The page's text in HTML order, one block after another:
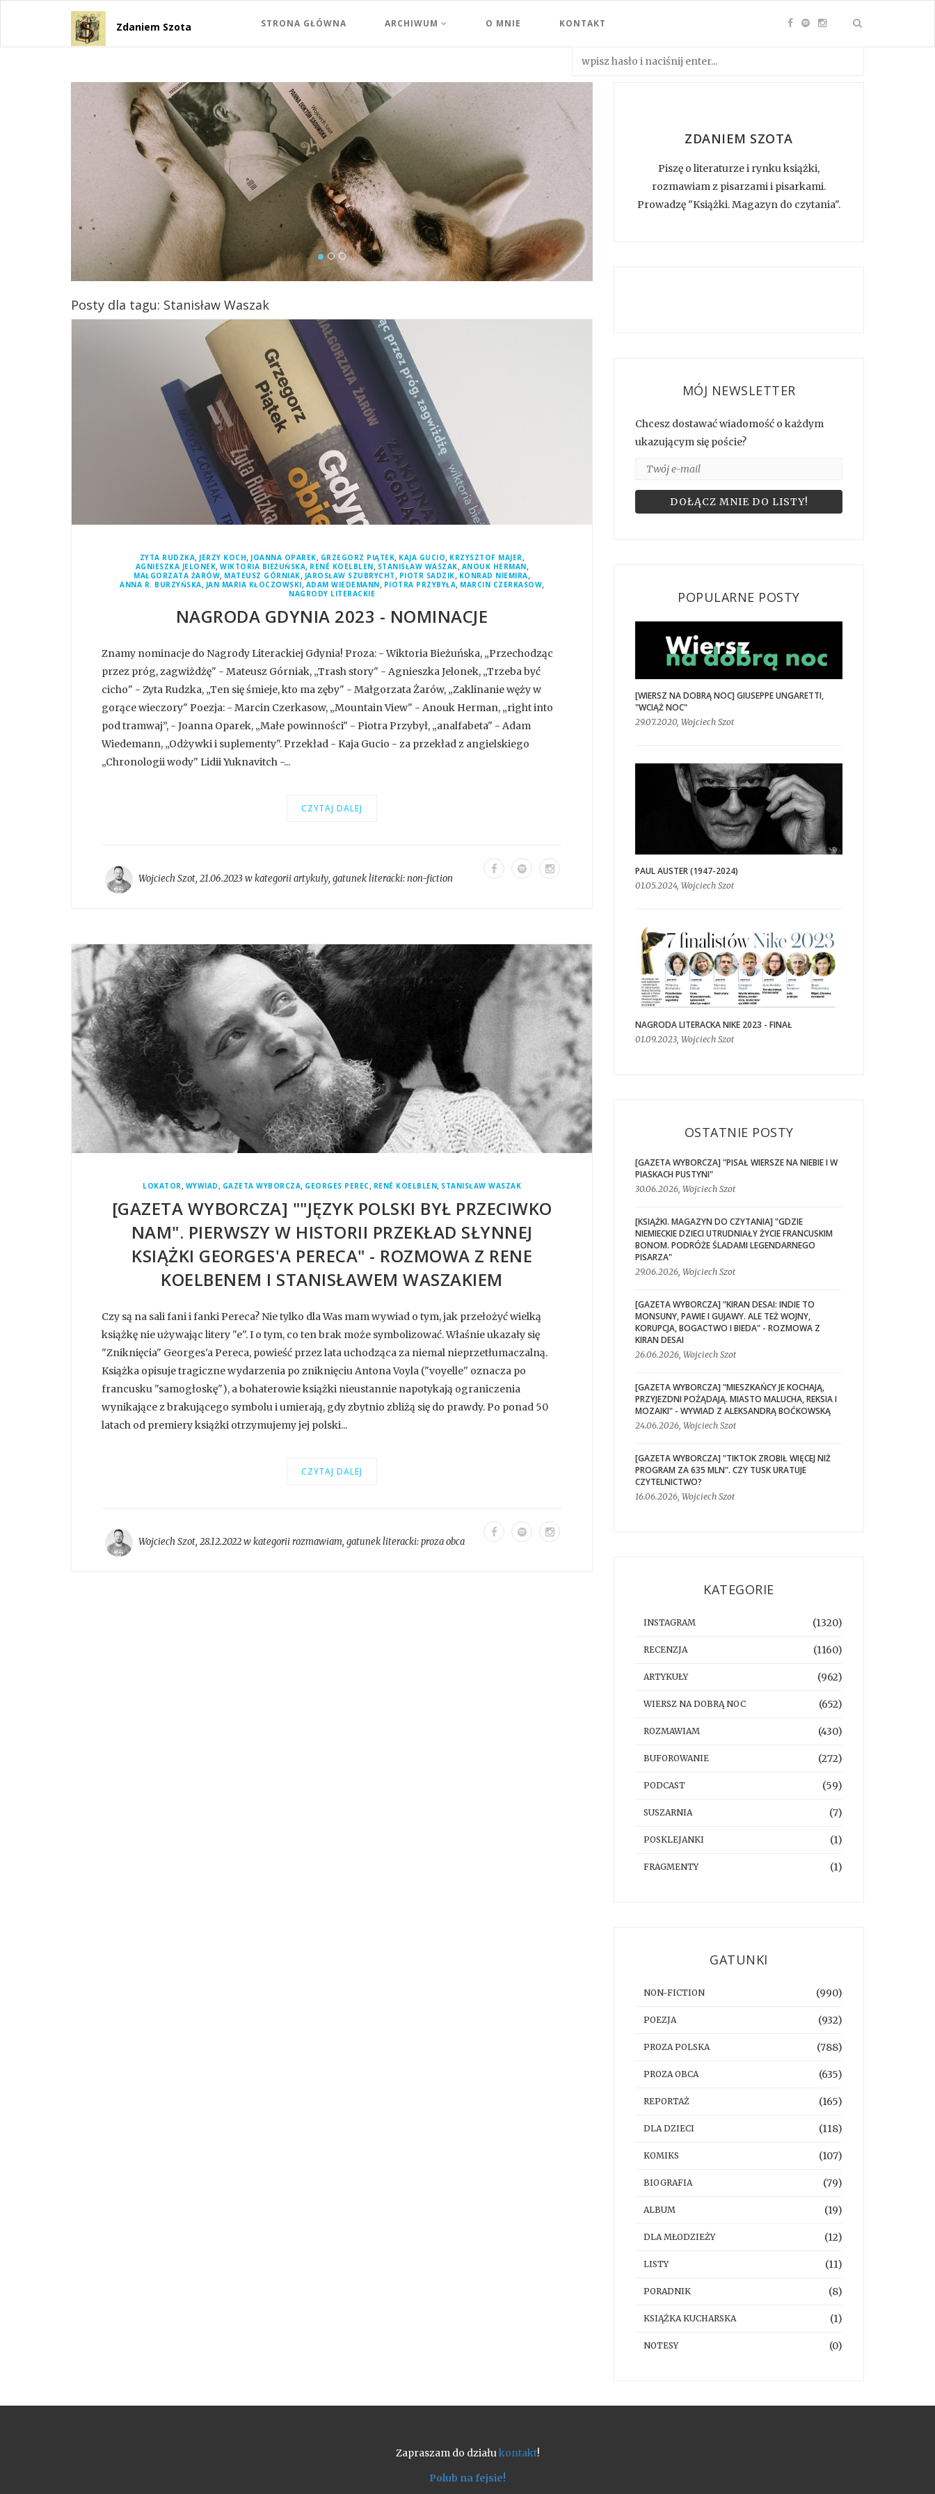
Zdaniem Szota STRONA GŁÓWNA ARCHIWUM O MNIE KONTAKT
Posty dla tagu: Stanisław Waszak
ZYTA RUDZKA, JERZY KOCH, JOANNA OPAREK, GRZEGORZ PIĄTEK, KAJA GUCIO, KRZYSZTOF MAJER ,
AGNIESZKA JELONEK, WIKTORIA BIEŻUŃSKA, RENÉ KOELBLEN, STANISŁAW WASZAK, ANOUK HERMAN,
MAŁGORZATA ŻARÓW, MATEUSZ GÓRNIAK, JAROSŁAW SZUBRYCHT , PIOTR SADZIK, KONRAD NIEMIRA,
ANNA R. BURZYŃSKA, JAN MARIA KŁOCZOWSKI,ADAM WIEDEMANN, PIOTRA PRZYBYŁA, MARCIN CZERKASOW,
NAGRODY LITERACKIE
NAGRODA GDYNIA 2023 - NOMINACJE
Znamy nominacje do Nagrody Literackiej Gdynia! Proza: - Wiktoria Bieżuńska, „Przechodząc
przez próg, zagwiżdżę" - Mateusz Górniak, „Trash story" - Agnieszka Jelonek, „Trzeba być
cicho" - Zyta Rudzka, „Ten się śmieje, kto ma zęby" - Małgorzata Żarów, „Zaklinanie węży w
gorące wieczory" Poezja: - Marcin Czerkasow, „Mountain View" - Anouk Herman, „right into
pod tramwaj”, - Joanna Oparek, „Małe powinności" - Piotra Przybył, „analfabeta" - Adam
Wiedemann, „Odżywki i suplementy". Przekład - Kaja Gucio - za przekład z angielskiego
„Chronologii wody" Lidii Yuknavitch -...
CZYTAJ DALEJ
Wojciech Szot, 21.06.2023 w kategoriiartykuły, gatunek literacki:non-fiction
LOKATOR , WYWIAD , GAZETA WYBORCZA, GEORGES PEREC, RENÉ KOELBLEN, STANISŁAW WASZAK
[GAZETA WYBORCZA] ""JĘZYK POLSKI BYŁ PRZECIWKO
NAM". PIERWSZY W HISTORII PRZEKŁAD SŁYNNEJ
KSIĄŻKI GEORGES'A PERECA" - ROZMOWA Z RENE
KOELBENEM I STANISŁAWEM WASZAKIEM
Czy są na sali fani i fanki Pereca? Nie tylko dla Was mam wywiad o tym, jak przełożyć wielką
książkę nie używając litery "e". I o tym, co ten brak może symbolizować. Właśnie ukazały się
"Zniknięcia" Georges'a Pereca, powieść przez lata uchodząca za niemal nieprzetłumaczalną.
Książka opisuje tragiczne wydarzenia po zniknięciu Antona Voyla ("voyelle" oznacza po
francusku "samogłoskę"), a bohaterowie książki nieustannie napotykają ograniczenia
wynikające z brakującego symbolu i umierają, gdy zbytnio zbliżą się do prawdy. Po ponad 50
latach od premiery książki otrzymujemy jej polski...
CZYTAJ DALEJ
Wojciech Szot, 28.12.2022 w kategoriirozmawiam, gatunek literacki:proza obca
ZDANIEM SZOTA
Piszę o literaturze i rynku książki,
rozmawiam z pisarzami i pisarkami.
Prowadzę "Książki. Magazyn do czytania".
MÓJ NEWSLETTER
Chcesz dostawać wiadomość o każdym
ukazującym się poście?
POPULARNE POSTY
[WIERSZ NA DOBRĄ NOC] GIUSEPPE UNGARETTI,
"WCIĄŻ NOC"
29.07.2020, Wojciech Szot
PAUL AUSTER (1947-2024)
01.05.2024, Wojciech Szot
NAGRODA LITERACKA NIKE 2023 - FINAŁ
01.09.2023, Wojciech Szot
OSTATNIE POSTY
[GAZETA WYBORCZA] "PISAŁ WIERSZE NA NIEBIE I W
PIASKACH PUSTYNI"
30.06.2026, Wojciech Szot
[KSIĄŻKI. MAGAZYN DO CZYTANIA] "GDZIE
NIEMIECKIE DZIECI UTRUDNIAŁY ŻYCIE FRANCUSKIM
BONOM. PODRÓŻE ŚLADAMI LEGENDARNEGO
PISARZA"
29.06.2026, Wojciech Szot
[GAZETA WYBORCZA] "KIRAN DESAI: INDIE TO
MONSUNY, PAWIE I GUJAWY. ALE TEŻ WOJNY,
KORUPCJA, BOGACTWO I BIEDA" - ROZMOWA Z
KIRAN DESAI
26.06.2026, Wojciech Szot
[GAZETA WYBORCZA] "MIESZKAŃCY JE KOCHAJĄ,
PRZYJEZDNI POŻĄDAJĄ. MIASTO MALUCHA, REKSIA I
MOZAIKI" - WYWIAD Z ALEKSANDRĄ BOĆKOWSKĄ
24.06.2026, Wojciech Szot
[GAZETA WYBORCZA] "TIKTOK ZROBIŁ WIĘCEJ NIŻ
PROGRAM ZA 635 MLN". CZY TUSK URATUJE
CZYTELNICTWO?
16.06.2026, Wojciech Szot
KATEGORIE
INSTAGRAM (1320)
RECENZJA (1160)
ARTYKUŁY (962)
WIERSZ NA DOBRĄ NOC (652)
ROZMAWIAM (430)
BUFOROWANIE (272)
PODCAST (59)
SUSZARNIA (7)
POSKLEJANKI (1)
FRAGMENTY (1)
GATUNKI
NON-FICTION (990)
POEZJA (932)
PROZA POLSKA (788)
PROZA OBCA (635)
REPORTAŻ (165)
DLA DZIECI (118)
KOMIKS (107)
BIOGRAFIA (79)
ALBUM (19)
DLA MŁODZIEŻY (12)
LISTY (11)
PORADNIK (8)
KSIĄŻKA KUCHARSKA (1)
NOTESY (0)
Zapraszam do działukontakt!
Polub na fejsie!